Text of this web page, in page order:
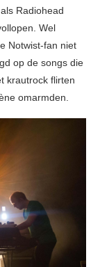
Radiohead
Wel
Notwist-fan niet
op de songs die
krautrock flirten
omarmden.